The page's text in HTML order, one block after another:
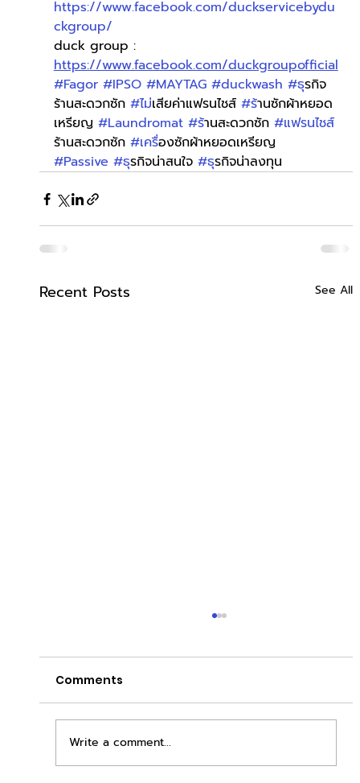
https://www.facebook.com/duckservicebydu
ckgroup/
duck group :
https://www.facebook.com/duckgroupofficial
#Fagor #IPSO #MAYTAG #duckwash #ธุรกิจ
ร้านสะดวกซัก #ไม่เสียค่าแฟรนไชส์ #ร้านซักผ้าหยอด
เหรียญ #Laundromat #ร้านสะดวกซัก #แฟรนไชส์
ร้านสะดวกซัก #เครื่องซักผ้าหยอดเหรียญ
#Passive #ธุรกิจน่าสนใจ #ธุรกิจน่าลงทุน
Recent Posts See All
Comments
Write a comment...